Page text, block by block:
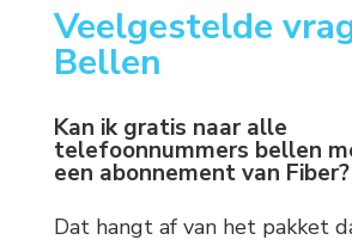
Veelgestelde
Bellen
Kan ik gratis naar alle
telefoonnummers bellen
een abonnement van Fiber?
Dat hangt af van het pakket